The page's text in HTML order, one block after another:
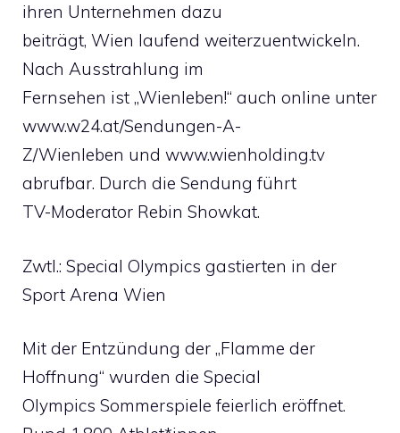
ihren Unternehmen dazu
beiträgt, Wien laufend weiterzuentwickeln.
Nach Ausstrahlung im
Fernsehen ist „Wienleben!“ auch online unter
www.w24.at/Sendungen-A-
Z/Wienleben und www.wienholding.tv
abrufbar. Durch die Sendung führt
TV-Moderator Rebin Showkat.
Zwtl.: Special Olympics gastierten in der
Sport Arena Wien
Mit der Entzündung der „Flamme der
Hoffnung“ wurden die Special
Olympics Sommerspiele feierlich eröffnet.